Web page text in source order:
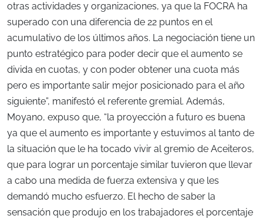
otras actividades y organizaciones, ya que la FOCRA ha
superado con una diferencia de 22 puntos en el
acumulativo de los últimos años. La negociación tiene un
punto estratégico para poder decir que el aumento se
divida en cuotas, y con poder obtener una cuota más
pero es importante salir mejor posicionado para el año
siguiente”, manifestó el referente gremial. Además,
Moyano, expuso que, “la proyección a futuro es buena
ya que el aumento es importante y estuvimos al tanto de
la situación que le ha tocado vivir al gremio de Aceiteros,
que para lograr un porcentaje similar tuvieron que llevar
a cabo una medida de fuerza extensiva y que les
demandó mucho esfuerzo. El hecho de saber la
sensación que produjo en los trabajadores el porcentaje